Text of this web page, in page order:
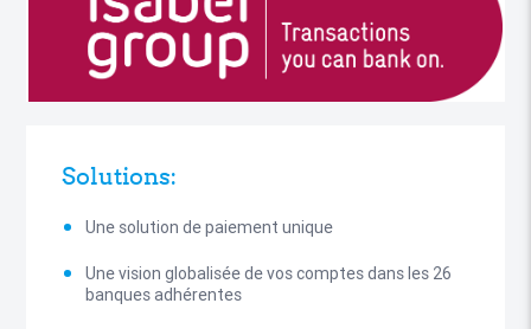
Solutions:
Une solution de paiement unique
Une vision globalisée de vos comptes dans les 26
banques adhérentes